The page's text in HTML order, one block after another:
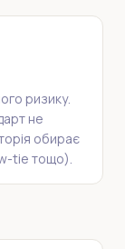
ризику.
не
обирає
tie тощо).